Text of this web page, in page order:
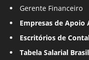
Gerente Financeiro
Empresas de
Escritórios de
Tabela Salarial Brasil